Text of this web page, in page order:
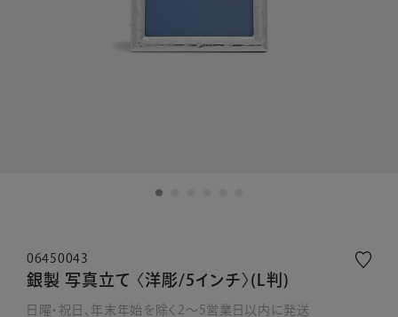
06450043
銀製 写真立て 〈洋彫/5インチ〉(L判)
日曜・祝日、年末年始を除く2～5営業日以内に発送